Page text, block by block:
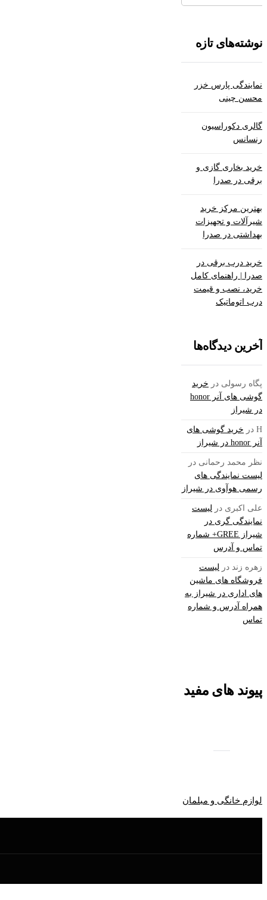
نوشته‌های تازه
نمایندگی پارس خزر
محسن چینی
گالری دکوراسیون
رنسانس
خرید بخاری گازی و
برقی در صدرا
بهترین مرکز خرید
شیرآلات و تجهیزات
بهداشتی در صدرا
خرید درب برقی در
صدرا | راهنمای کامل
خرید، نصب و قیمت
درب اتوماتیک
آخرین دیدگاه‌ها
پگاه رسولیدر خرید
گوشی های آنر honor
در شیراز
Hدر خرید گوشی های
آنر honor در شیراز
نظر محمد رحمانیدر
لیست نمایندگی های
رسمی هوآوی در شیراز
علی اکبریدر لیست
نمایندگی گری در
شیراز GREE+ شماره
تماس و آدرس
زهره زنددر لیست
فروشگاه های ماشین
های اداری در شیراز به
همراه آدرس و شماره
تماس
پیوند های مفید
لوازم خانگی و مبلمان